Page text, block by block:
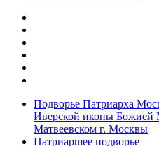
Подворье Патриарха
Иверской иконы Божией
Матвеевском г. Москвы
Патриаршее подворье